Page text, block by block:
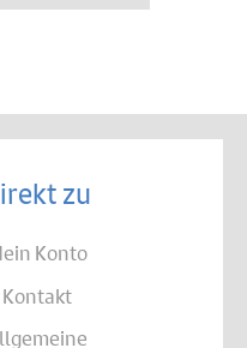
zu
Konto
Kontakt